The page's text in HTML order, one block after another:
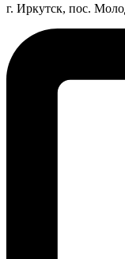
г. Иркутск, пос.